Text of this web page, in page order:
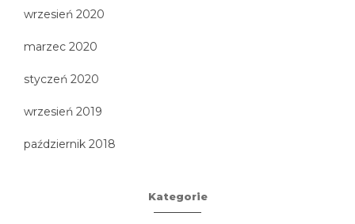
wrzesień 2020
marzec 2020
styczeń 2020
wrzesień 2019
październik 2018
Kategorie